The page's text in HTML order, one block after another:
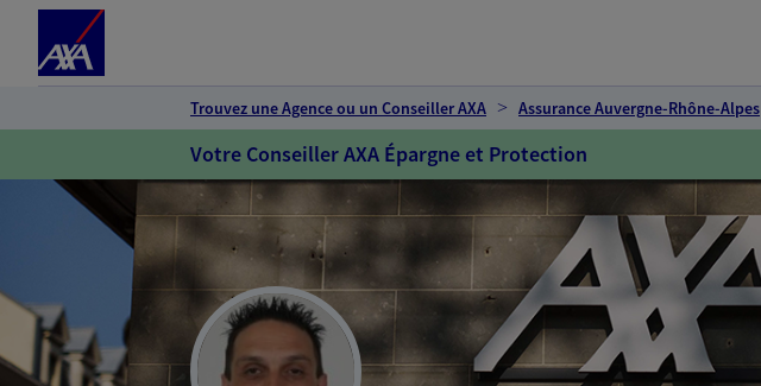
Trouvez une Agence ou un Conseiller AXA Assurance Auvergne-Rhône-Alpes
Votre Conseiller AXA Épargne et Protection